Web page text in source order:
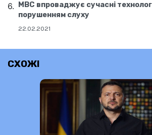
МВС впроваджує сучасні
порушенням слуху
22.02.2021
СХОЖІ